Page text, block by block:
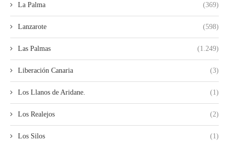
La Palma (369)
Lanzarote (598)
Las Palmas (1.249)
Liberación Canaria (3)
Los Llanos de Aridane. (1)
Los Realejos (2)
Los Silos (1)